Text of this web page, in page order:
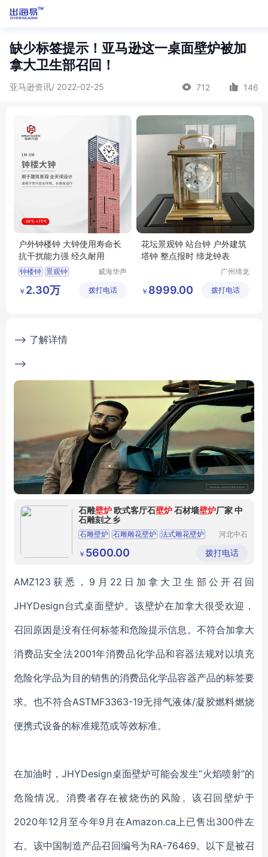
缺少标签提示！亚马逊这一桌面壁炉被加
拿大卫生部召回！
亚马逊资讯/ 2022-02-25 712 146
户外钟楼钟 大钟使用寿命长
抗干扰能力强 经久耐用
钟楼钟 景观钟
塔钟更换
威海华声
有限公司
￥ 2.30万 拨打电话
花坛景观钟 站台钟 户外建筑
塔钟 整点报时 缔龙钟表
广州缔龙
公司
￥ 8999.00 拨打电话
--> 了解详情
-->
石雕壁炉欧式客厅石壁炉石材墙壁炉厂家 中
石雕刻之乡
石雕壁炉 石雕雕花壁炉 法式雕花壁炉
石材壁炉厂家
河北中石
有限公司
￥ 5600.00 拨打电话
AMZ123获悉，9月22日加拿大卫生部公开召回
JHYDesign台式桌面壁炉。该壁炉在加拿大很受欢迎，
召回原因是没有任何标签和危险提示信息。不符合加拿大
消费品安全法2001年消费品化学品和容器法规对以填充
危险化学品为目的销售的消费品化学品容器产品的标签要
求。也不符合ASTMF3363-19无排气液体/凝胶燃料燃烧
便携式设备的标准规范或等效标准。
在加油时，JHYDesign桌面壁炉可能会发生“火焰喷射”的
危险情况。消费者存在被烧伤的风险。该召回壁炉于
2020年12月至今年9月在Amazon.ca上已售出300件左
右。该中国制造产品召回编号为RA-76469。以下是被召